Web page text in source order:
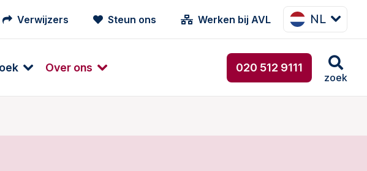
Verwijzers Steun ons Werken bij AVL NL
Over ons 020 512 9111
zoek